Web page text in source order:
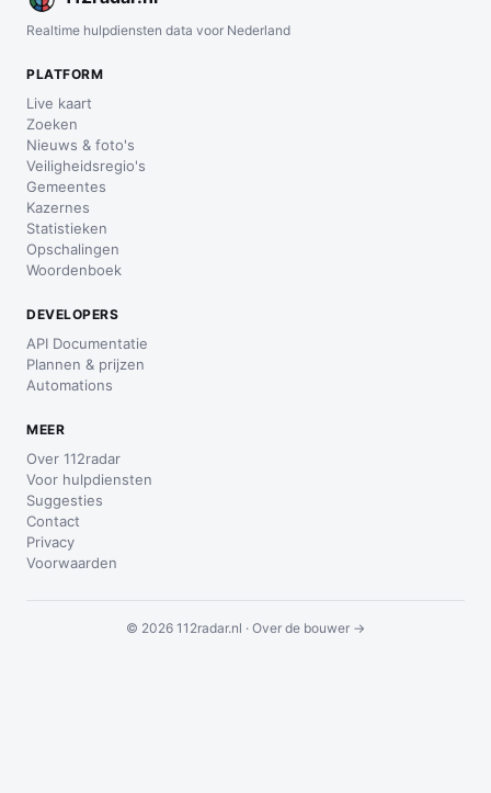
Realtime hulpdiensten data voor Nederland
PLATFORM
Live kaart
Zoeken
Nieuws & foto's
Veiligheidsregio's
Gemeentes
Kazernes
Statistieken
Opschalingen
Woordenboek
DEVELOPERS
API Documentatie
Plannen & prijzen
Automations
MEER
Over 112radar
Voor hulpdiensten
Suggesties
Contact
Privacy
Voorwaarden
© 2026 112radar.nl · Over de bouwer →